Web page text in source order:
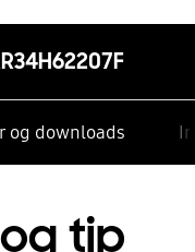
og downloads
tip